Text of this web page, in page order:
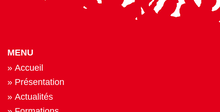
MENU
Accueil
Présentation
Actualités